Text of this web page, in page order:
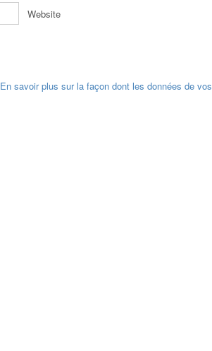
Website
En savoir plus sur la façon dont les données de vos